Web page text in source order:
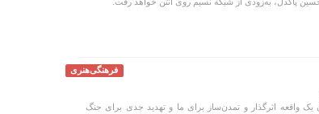
فرهنگی‌هنری
واقعه اثرگذار و تمدن‌ساز برای ما و تهدید جدی برای جنگ